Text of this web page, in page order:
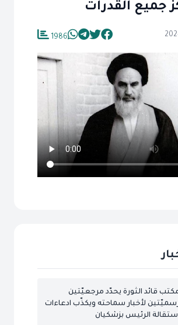
جميع القدرات
1986
قائد الثورة يحدّد مرجعيّتين
لأخبار سماحته ويكذّب ادعاءات
الرئيس بزشكيان